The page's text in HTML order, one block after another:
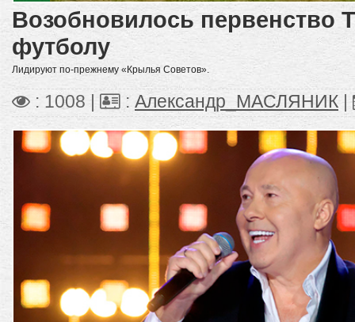
Возобновилось первенство
футболу
Лидируют по-прежнему «Крылья Советов».
: 1008 | : Александр_МАСЛЯНИК